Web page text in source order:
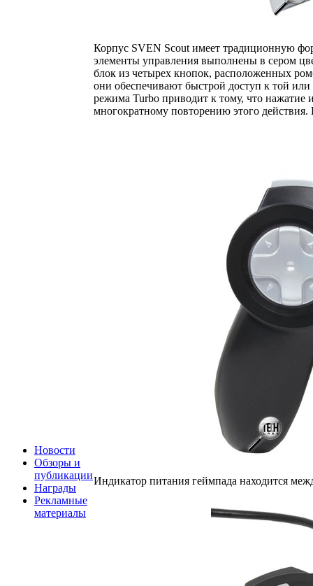
Новости
Обзоры и
публикации
Награды
Рекламные
материалы
Корпус SVEN Scout имеет традиционную
элементы управления выполнены в сером
блок из четырех кнопок, расположенных
они обеспечивают быстрой доступ к той
режима Turbo приводит к тому, что нажатие
многократному повторению этого
Индикатор питания геймпада находится